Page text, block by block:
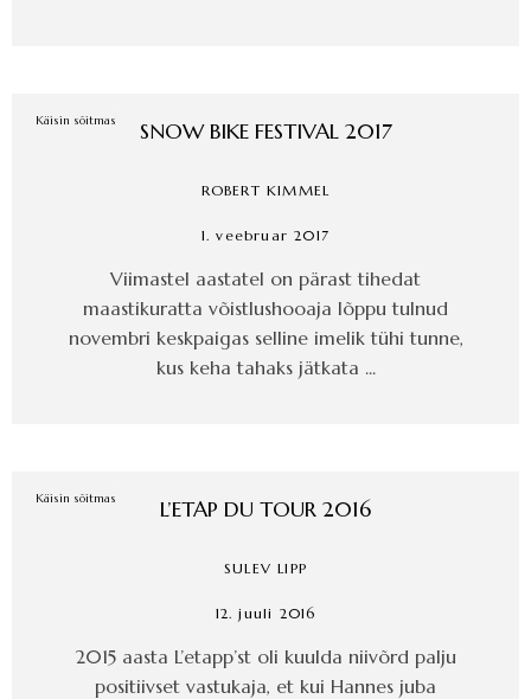
Käisin sõitmas SNOW BIKE FESTIVAL 2017
ROBERT KIMMEL
1. veebruar 2017
Viimastel aastatel on pärast tihedat
maastikuratta võistlushooaja lõppu tulnud
novembri keskpaigas selline imelik tühi tunne,
kus keha tahaks jätkata ...
Käisin sõitmas L’ETAP DU TOUR 2016
SULEV LIPP
12. juuli 2016
2015 aasta L’etapp’st oli kuulda niivõrd palju
positiivset vastukaja, et kui Hannes juba